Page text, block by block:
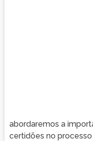
abordaremos a
certidões no